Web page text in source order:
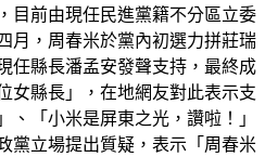
目前由現任民進黨籍不分區立委
月，周春米於黨內初選力拼莊瑞
任縣長潘孟安發聲支持，最終成
女縣長」，在地網友對此表示支
、「小米是屏東之光，讚啦！」
黨立場提出質疑，表示「周春米